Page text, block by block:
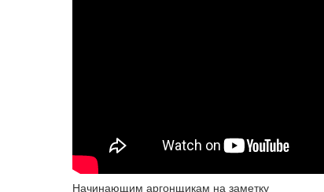
Начинающим аргонщикам на заметку